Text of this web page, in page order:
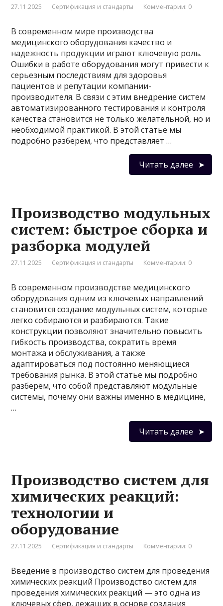
27.11.2025 Сертификация и стандарты Комментарии: 0
В современном мире производства
медицинского оборудования качество и
надежность продукции играют ключевую роль.
Ошибки в работе оборудования могут привести к
серьезным последствиям для здоровья
пациентов и репутации компании-
производителя. В связи с этим внедрение систем
автоматизированного тестирования и контроля
качества становится не только желательной, но и
необходимой практикой. В этой статье мы
подробно разберём, что представляет …
Читать далее
Производство модульных
систем: быстрое сборка и
разборка модулей
27.11.2025 Сертификация и стандарты Комментарии: 0
В современном производстве медицинского
оборудования одним из ключевых направлений
становится создание модульных систем, которые
легко собираются и разбираются. Такие
конструкции позволяют значительно повысить
гибкость производства, сократить время
монтажа и обслуживания, а также
адаптироваться под постоянно меняющиеся
требования рынка. В этой статье мы подробно
разберём, что собой представляют модульные
системы, почему они важны именно в медицине,
…
Читать далее
Производство систем для
химических реакций:
технологии и
оборудование
27.11.2025 Сертификация и стандарты Комментарии: 0
Введение в производство систем для проведения
химических реакций Производство систем для
проведения химических реакций — это одна из
ключевых сфер, лежащих в основе создания